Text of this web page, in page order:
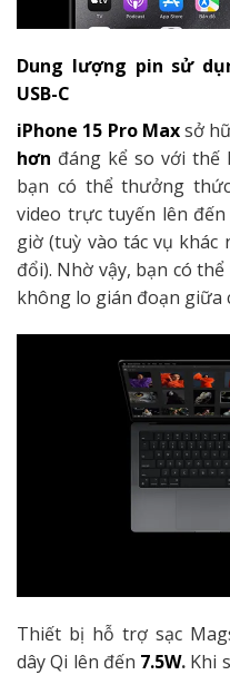
Dung lượng pin sử
USB-C
iPhone 15 Pro Maxsở
hơn đáng kể so với thế
bạn có thể thưởng thức
video trực tuyến lên
giờ (tuỳ vào tác vụ
đổi). Nhờ vậy, bạn có
không lo gián đoạn giữa
Thiết bị hỗ trợ sạc
dây Qi lên đến 7.5W. Khi